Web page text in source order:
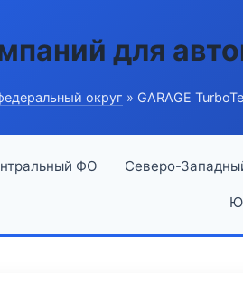
для
округ » GARAGE
ФО Северо-